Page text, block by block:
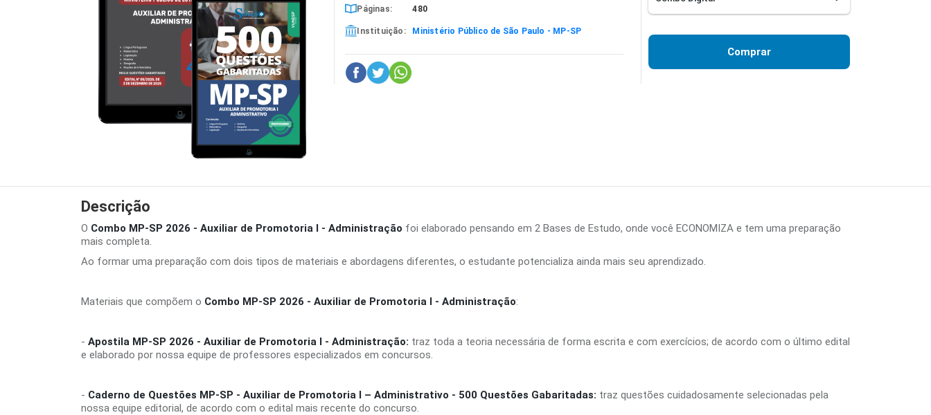
Páginas: 480
Instituição: Ministério Público de São Paulo - MP-SP
Comprar
Descrição
O Combo MP-SP 2026 - Auxiliar de Promotoria I - Administração foi elaborado pensando em 2 Bases de Estudo, onde você ECONOMIZA e tem uma preparação
mais completa.
Ao formar uma preparação com dois tipos de materiais e abordagens diferentes, o estudante potencializa ainda mais seu aprendizado.
Materiais que compõem o Combo MP-SP 2026 - Auxiliar de Promotoria I - Administração:
- Apostila MP-SP 2026 - Auxiliar de Promotoria I - Administração: traz toda a teoria necessária de forma escrita e com exercícios; de acordo com o último edital
e elaborado por nossa equipe de professores especializados em concursos.
- Caderno de Questões MP-SP - Auxiliar de Promotoria I – Administrativo - 500 Questões Gabaritadas: traz questões cuidadosamente selecionadas pela
nossa equipe editorial, de acordo com o edital mais recente do concurso.